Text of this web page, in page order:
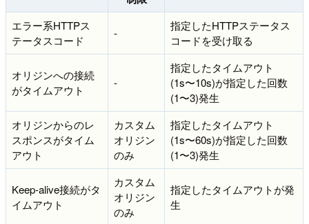
エラー系HTTPス
テータスコード
-
指定したHTTPステータス
コードを受け取る
オリジンへの接続
がタイムアウト
-
指定したタイムアウト
(1s〜10s)が指定した回数
(1〜3)発生
オリジンからのレ
スポンスがタイム
アウト
カスタム
オリジン
のみ
指定したタイムアウト
(1s〜60s)が指定した回数
(1〜3)発生
Keep-alive接続がタ
イムアウト
カスタム
オリジン
のみ
指定したタイムアウトが発
生